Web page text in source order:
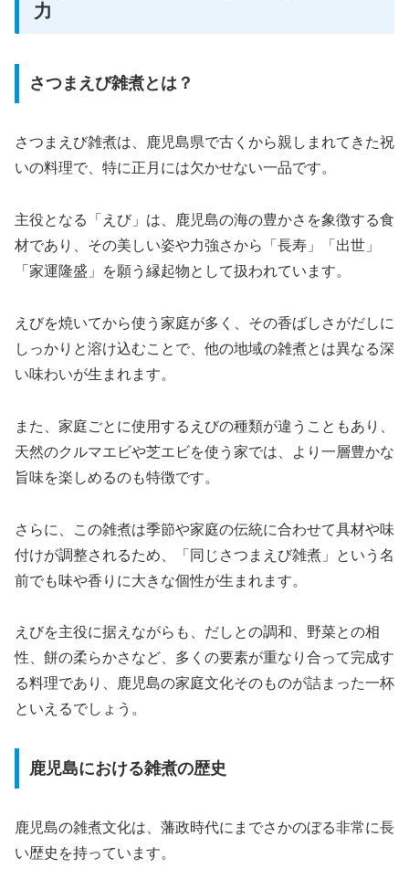
力
さつまえび雑煮とは？
さつまえび雑煮は、鹿児島県で古くから親しまれてきた祝
いの料理で、特に正月には欠かせない一品です。
主役となる「えび」は、鹿児島の海の豊かさを象徴する食
材であり、その美しい姿や力強さから「長寿」「出世」
「家運隆盛」を願う縁起物として扱われています。
えびを焼いてから使う家庭が多く、その香ばしさがだしに
しっかりと溶け込むことで、他の地域の雑煮とは異なる深
い味わいが生まれます。
また、家庭ごとに使用するえびの種類が違うこともあり、
天然のクルマエビや芝エビを使う家では、より一層豊かな
旨味を楽しめるのも特徴です。
さらに、この雑煮は季節や家庭の伝統に合わせて具材や味
付けが調整されるため、「同じさつまえび雑煮」という名
前でも味や香りに大きな個性が生まれます。
えびを主役に据えながらも、だしとの調和、野菜との相
性、餅の柔らかさなど、多くの要素が重なり合って完成す
る料理であり、鹿児島の家庭文化そのものが詰まった一杯
といえるでしょう。
鹿児島における雑煮の歴史
鹿児島の雑煮文化は、藩政時代にまでさかのぼる非常に長
い歴史を持っています。